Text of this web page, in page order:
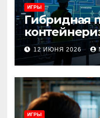
ИГРЫ
Гибридная
и сценарии
12 ИЮНЯ 2026
ИГРЫ